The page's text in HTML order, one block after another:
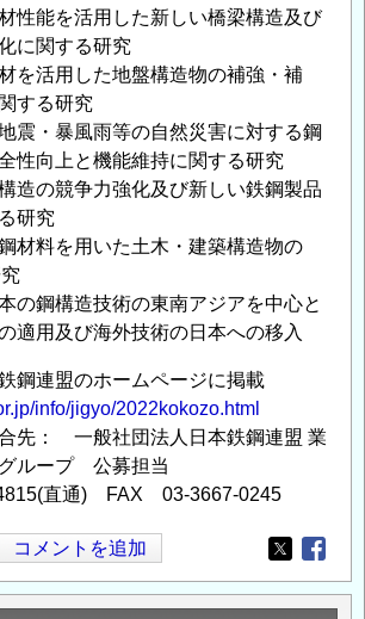
性能を活用した新しい橋梁構造及び
に関する研究
を活用した地盤構造物の補強・補
する研究
震・暴風雨等の自然災害に対する鋼
性向上と機能維持に関する研究
造の競争力強化及び新しい鉄鋼製品
研究
材料を用いた土木・建築構造物の
の鋼構造技術の東南アジアを中心と
適用及び海外技術の日本への移入
鋼連盟のホームページに掲載
info/jigyo/2022kokozo.html
先： 一般社団法人日本鉄鋼連盟 業
ループ 公募担当
直通) FAX 03-3667-0245
コメントを追加
Opens in